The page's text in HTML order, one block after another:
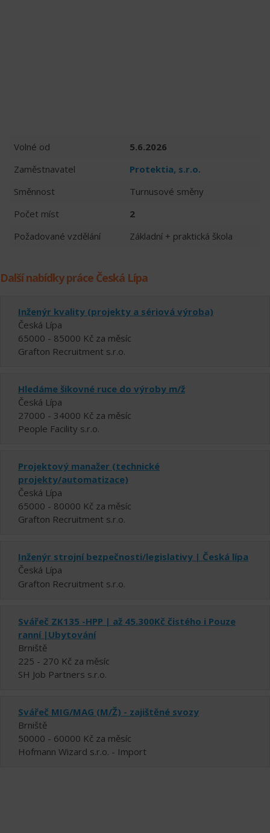
Volné od
5.6.2026
Zaměstnavatel
Protektia, s.r.o.
Směnnost
Turnusové směny
Počet míst
2
Požadované vzdělání
Základní + praktická škola
Další nabídky práce Česká Lípa
Inženýr kvality (projekty a sériová výroba)
Česká Lípa
65000 - 85000 Kč za měsíc
Grafton Recruitment s.r.o.
Hledáme šikovné ruce do výroby m/ž
Česká Lípa
27000 - 34000 Kč za měsíc
People Facility s.r.o.
Projektový manažer (technické
projekty/automatizace)
Česká Lípa
65000 - 80000 Kč za měsíc
Grafton Recruitment s.r.o.
Inženýr strojní bezpečnosti/legislativy | Česká lípa
Česká Lípa
Grafton Recruitment s.r.o.
Svářeč ZK135 -HPP | až 45.300Kč čistého i Pouze
ranní |Ubytování
Brniště
225 - 270 Kč za měsíc
SH Job Partners s.r.o.
Svářeč MIG/MAG (M/Ž) - zajištěné svozy
Brniště
50000 - 60000 Kč za měsíc
Hofmann Wizard s.r.o. - Import